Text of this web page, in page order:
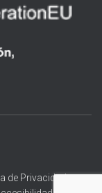
de Privacidad y